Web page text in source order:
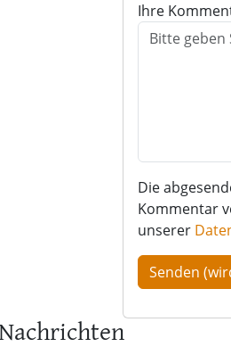
Ihre
Die
Kommentar
unserer